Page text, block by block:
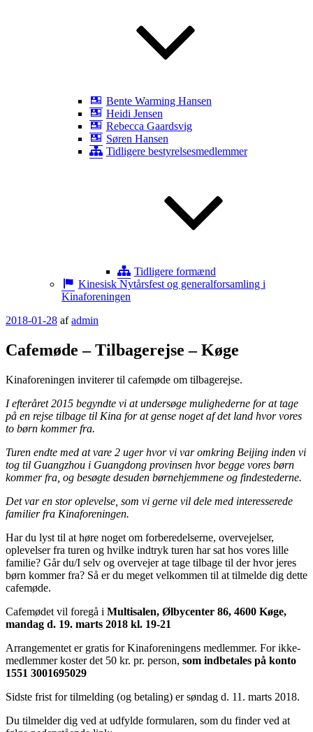
Bente Warming Hansen
Heidi Jensen
Rebecca Gaardsvig
Søren Hansen
Tidligere bestyrelsesmedlemmer
Tidligere formænd
Kinesisk Nytårsfest og generalforsamling i
Kinaforeningen
Udgivet
2018-01-28 afadmin
Cafemøde – Tilbagerejse – Køge
Kinaforeningen inviterer til cafemøde om tilbagerejse.
I efteråret 2015 begyndte vi at undersøge mulighederne for at tage
på en rejse tilbage til Kina for at gense noget af det land hvor vores
to børn kommer fra.
Turen endte med at vare 2 uger hvor vi var omkring Beijing inden vi
tog til Guangzhou i Guangdong provinsen hvor begge vores børn
kommer fra, og besøgte desuden børnehjemmene og findestederne.
Det var en stor oplevelse, som vi gerne vil dele med interesserede
familier fra Kinaforeningen.
Har du lyst til at høre noget om forberedelserne, overvejelser,
oplevelser fra turen og hvilke indtryk turen har sat hos vores lille
familie? Går du/I selv og overvejer at tage tilbage til der hvor jeres
børn kommer fra? Så er du meget velkommen til at tilmelde dig dette
cafemøde.
Cafemødet vil foregå i Multisalen, Ølbycenter 86, 4600 Køge,
mandag d. 19. marts 2018 kl. 19-21
Arrangementet er gratis for Kinaforeningens medlemmer. For ikke-
medlemmer koster det 50 kr. pr. person, som indbetales på konto
1551 3001695029
Sidste frist for tilmelding (og betaling) er søndag d. 11. marts 2018.
Du tilmelder dig ved at udfylde formularen, som du finder ved at